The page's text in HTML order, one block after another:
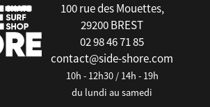
100 rue des Mouettes,
29200 BREST
02 98 46 71 85
contact@side-shore.com
10h - 12h30 / 14h - 19h
du lundi au samedi